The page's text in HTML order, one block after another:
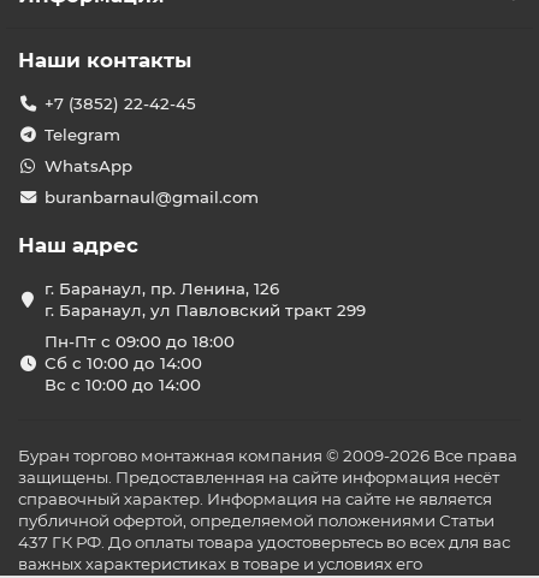
Наши контакты
+7 (3852) 22-42-45
Telegram
WhatsApp
buranbarnaul@gmail.com
Наш адрес
г. Баранаул, пр. Ленина, 126
г. Баранаул, ул Павловский тракт 299
Пн-Пт с 09:00 до 18:00
Сб с 10:00 до 14:00
Вс с 10:00 до 14:00
Буран торгово монтажная компания © 2009-2026 Все права
защищены. Предоставленная на сайте информация несёт
справочный характер. Информация на сайте не является
публичной офертой, определяемой положениями Статьи
437 ГК РФ. До оплаты товара удостоверьтесь во всех для вас
важных характеристиках в товаре и условиях его